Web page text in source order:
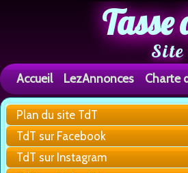
Tasse
Site
Accueil LezAnnonces Charte
Plan du site TdT
TdT sur Facebook
TdT sur Instagram